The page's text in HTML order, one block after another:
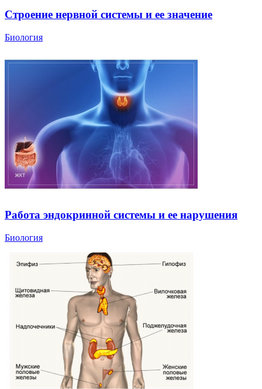
Строение нервной системы и ее значение
Биология
Работа эндокринной системы и ее нарушения
Биология